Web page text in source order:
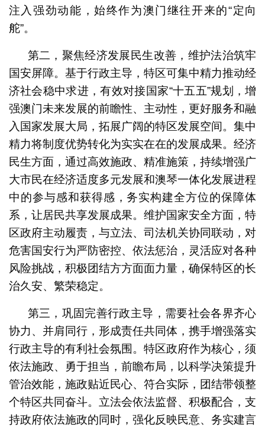
注入强劲动能，始终作为澳门继往开来的“定向
舵”。
第二，聚焦经济发展民生改善，维护法治筑牢
国安屏障。基于行政主导，特区可集中精力推动经
济社会稳中求进，有效对接国家“十五五”规划，增
强澳门未来发展的前瞻性、主动性，更好服务和融
入国家发展大局，拓展广阔的特区发展空间。集中
精力将制度优势转化为实实在在的发展成果。经济
民生方面，通过高效施政、精准施策，持续增强广
大市民在经济适度多元发展和澳琴一体化发展进程
中的参与感和获得感，务实构建全方位的保障体
系，让居民共享发展成果。维护国家安全方面，特
区政府主动履责，与立法、司法机关协同联动，对
危害国安行为严防密控、依法惩治，灵活应对各种
风险挑战，积极团结方方面面力量，确保特区的长
治久安、繁荣稳定。
第三，巩固完善行政主导，需要社会各界齐心
协力、并肩同行，形成责任共同体，携手增强落实
行政主导的有利社会氛围。特区政府作为核心，须
依法施政、勇于担当，前瞻布局，以科学决策提升
管治效能，施政贴近民心、符合实际，团结带领整
个特区共同奋斗。立法会依法监督、积极配合，支
持政府依法施政的同时，强化反映民意、务实建言